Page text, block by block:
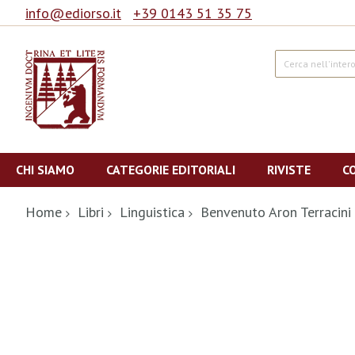
info@ediorso.it +39 0143 51 35 75
Cerca
al
contenuto
CHI SIAMO CATEGORIE EDITORIALI RIVISTE
Home Libri Linguistica Benvenuto Aron